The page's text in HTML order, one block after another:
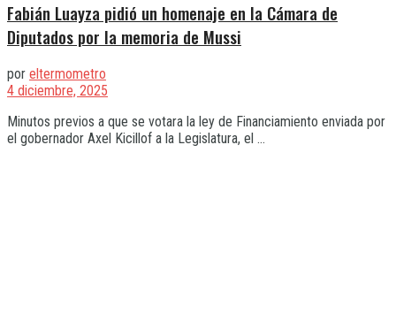
Fabián Luayza pidió un homenaje en la Cámara de
Diputados por la memoria de Mussi
por eltermometro
4 diciembre, 2025
Minutos previos a que se votara la ley de Financiamiento enviada por
el gobernador Axel Kicillof a la Legislatura, el ...